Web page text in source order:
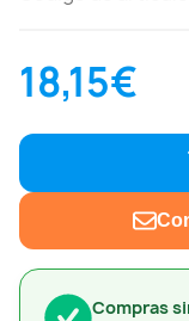
Compras
18,15€